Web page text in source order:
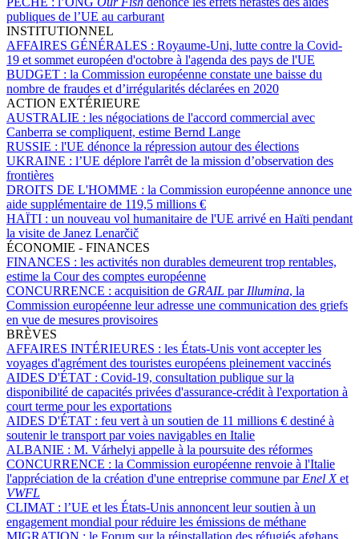
publiques de l’UE au carburant
INSTITUTIONNEL
AFFAIRES GÉNÉRALES : Royaume-Uni, lutte contre la Covid-
19 et sommet européen d'octobre à l'agenda des pays de l'UE
BUDGET : la Commission européenne constate une baisse du
nombre de fraudes et d’irrégularités déclarées en 2020
ACTION EXTÉRIEURE
AUSTRALIE : les négociations de l'accord commercial avec
Canberra se compliquent, estime Bernd Lange
RUSSIE : l'UE dénonce la répression autour des élections
UKRAINE : l’UE déplore l'arrêt de la mission d’observation des
frontières
DROITS DE L'HOMME : la Commission européenne annonce une
aide supplémentaire de 119,5 millions €
HAÏTI : un nouveau vol humanitaire de l'UE arrivé en Haïti pendant
la visite de Janez Lenarčič
ÉCONOMIE - FINANCES
FINANCES : les activités non durables demeurent trop rentables,
estime la Cour des comptes européenne
CONCURRENCE : acquisition de GRAIL par Illumina, la
Commission européenne leur adresse une communication des griefs
en vue de mesures provisoires
BRÈVES
AFFAIRES INTÉRIEURES : les États-Unis vont accepter les
voyages d'agrément des touristes européens pleinement vaccinés
AIDES D'ÉTAT : Covid-19, consultation publique sur la
disponibilité de capacités privées d'assurance-crédit à l'exportation à
court terme pour les exportations
AIDES D'ÉTAT : feu vert à un soutien de 11 millions € destiné à
soutenir le transport par voies navigables en Italie
ALBANIE : M. Várhelyi appelle à la poursuite des réformes
CONCURRENCE : la Commission européenne renvoie à l'Italie
l'appréciation de la création d'une entreprise commune par Enel Xet
VWFL
CLIMAT : l’UE et les États-Unis annoncent leur soutien à un
engagement mondial pour réduire les émissions de méthane
MIGRATION : le Forum sur la réinstallation des réfugiés afghans